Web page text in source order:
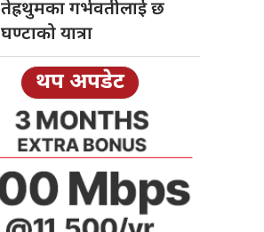
तेह्रथुमका गर्भवतीलाई छ
घण्टाको यात्रा
थप अपडेट